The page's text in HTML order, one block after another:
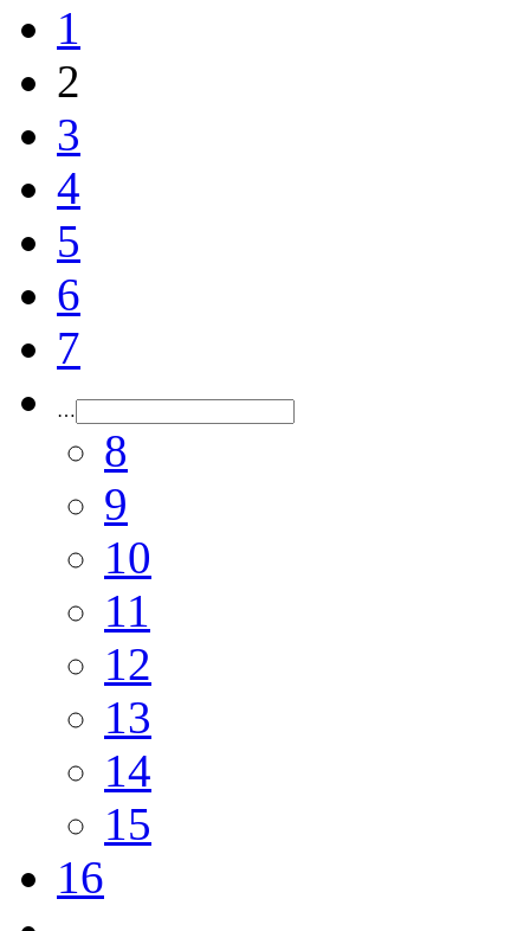
1
2
3
4
5
6
7
…
8
9
10
11
12
13
14
15
16